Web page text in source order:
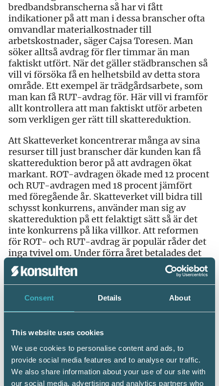
Consent Details About
This website uses cookies
We use cookies to personalise content and ads, to
provide social media features and to analyse our traffic.
We also share information about your use of our site with
our social media, advertising and analytics partners who
bredbandsbranscherna så har vi fått
indikationer på att man i dessa branscher ofta
omvandlar materialkostnader till
arbetskostnader, säger Cajsa Toresen. Man
söker alltså avdrag för fler timmar än man
faktiskt utfört. När det gäller städbranschen så
vill vi försöka få en helhetsbild av detta stora
område. Ett exempel är trädgårdsarbete, som
man kan få RUT-avdrag för. Här vill vi framför
allt kontrollera att man faktiskt utför arbeten
som verkligen ger rätt till skattereduktion.
Att Skatteverket koncentrerar många av sina
resurser till just branscher där kunden kan få
skattereduktion beror på att avdragen ökat
markant. ROT-avdragen ökade med 12 procent
och RUT-avdragen med 18 procent jämfört
med föregående år. Skatteverket vill bidra till
schysst konkurrens, använder man sig av
skattereduktion på ett felaktigt sätt så är det
inte konkurrens på lika villkor. Att reformen
för ROT- och RUT-avdrag är populär råder det
inga tvivel om. Under förra året betalades det
ut 19,9 miljarder i skattereduktion.
Tjänster inom kontanthandeln
Kontanthandeln är ett riskområde.
Förekomsten av sedlar minskar och nya
med mobiltelefoner. Det ställer högre krav på
Skatteverket.
– Att komma in tidigt via olika åtgärder, som
till exempel reformerna om personalliggare i